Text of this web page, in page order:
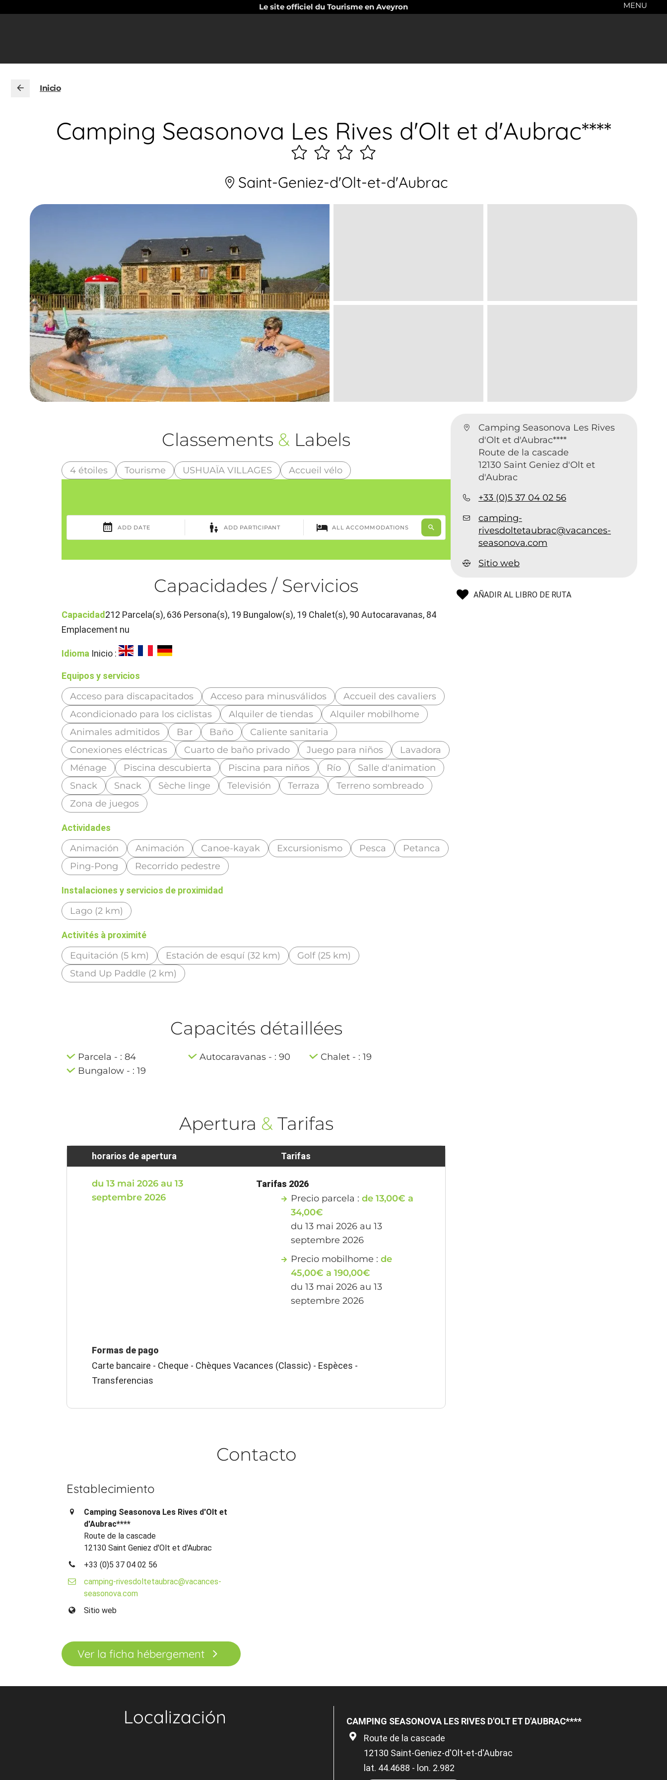
Le site officiel du Tourisme en Aveyron MENU
Inicio
Camping Seasonova Les Rives d'Olt et d'Aubrac****
4
étoiles
Saint-Geniez-d'Olt-et-d'Aubrac
Camping Seasonova Les Rives
d'Olt et d'Aubrac****
Route de la cascade
12130 Saint Geniez d'Olt et
d'Aubrac
+33 (0)5 37 04 02 56
camping-
rivesdoltetaubrac@vacances-
seasonova.com
Sitio web
AÑADIR AL LIBRO DE RUTA
Classements & Labels
4 étoiles Tourisme USHUAÏA VILLAGES Accueil vélo
Capacidades / Servicios
Capacidad212 Parcela(s), 636 Persona(s), 19 Bungalow(s), 19 Chalet(s), 90 Autocaravanas, 84
Emplacement nu
Idioma Inicio :
Equipos y servicios
Acceso para discapacitados Acceso para minusválidos
Accueil des cavaliers
Acondicionado para los ciclistas
Alquiler de tiendas
Alquiler mobilhome
Animales admitidos
Bar Baño
Caliente sanitaria
Conexiones eléctricas
Cuarto de baño privado Juego para niños
Lavadora
Ménage
Piscina descubierta Piscina para niños Río
Salle d'animation
Snack
Snack Sèche linge Televisión Terraza
Terreno sombreado
Zona de juegos
Actividades
Animación Animación Canoe-kayak Excursionismo Pesca
Petanca
Ping-Pong
Recorrido pedestre
Instalaciones y servicios de proximidad
Lago (2 km)
Activités à proximité
Equitación (5 km) Estación de esquí (32 km)
Golf (25 km)
Stand Up Paddle (2 km)
Capacités détaillées
Parcela - : 84 Autocaravanas - : 90
Chalet - : 19
Bungalow - : 19
Apertura & Tarifas
horarios de apertura
du 13 mai 2026 au 13
septembre 2026
Tarifas
Tarifas 2026
Precio parcela :de 13,00€ a
34,00€
du 13 mai 2026 au 13
septembre 2026
Precio mobilhome :de
45,00€ a 190,00€
du 13 mai 2026 au 13
septembre 2026
Formas de pago
Carte bancaire - Cheque - Chèques Vacances (Classic) - Espèces -
Transferencias
Contacto
Establecimiento
Camping Seasonova Les Rives d'Olt et
d'Aubrac****
Route de la cascade
12130 Saint Geniez d'Olt et d'Aubrac
+33 (0)5 37 04 02 56
camping-rivesdoltetaubrac@vacances-
seasonova.com
Sitio web
Ver la ficha hébergement
Localización
CAMPING SEASONOVA LES RIVES D'OLT ET D'AUBRAC****
Route de la cascade
12130 Saint-Geniez-d'Olt-et-d'Aubrac
lat. 44.4688 - lon. 2.982